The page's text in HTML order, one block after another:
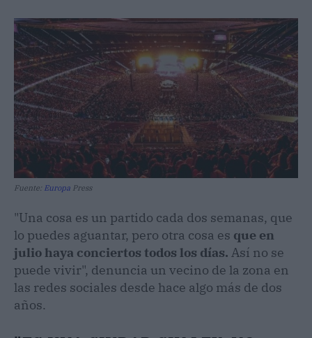
Fuente: Europa Press
"Una cosa es un partido cada dos semanas, que
lo puedes aguantar, pero otra cosa es que en
julio haya conciertos todos los días. Así no se
puede vivir", denuncia un vecino de la zona en
las redes sociales desde hace algo más de dos
años.